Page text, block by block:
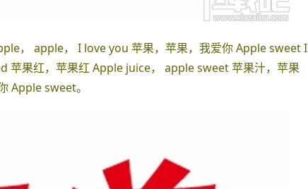
， apple， I love you 苹果，苹果，我爱你 Apple sweet I
果红，苹果红 Apple juice， apple sweet 苹果汁，苹果
Apple sweet。